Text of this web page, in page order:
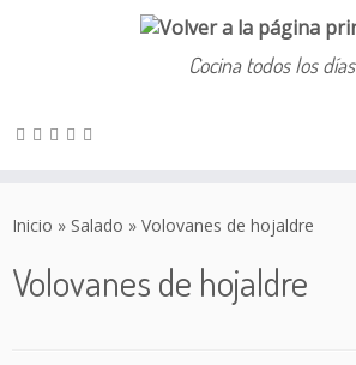
Cocina todos los días
Inicio » Salado » Volovanes de hojaldre
Volovanes de hojaldre